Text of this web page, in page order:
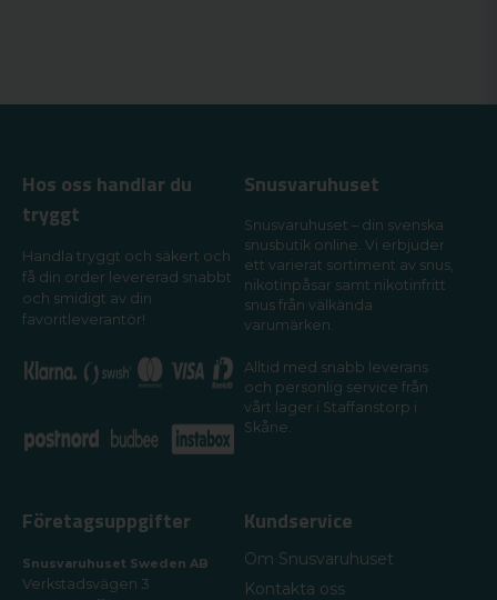
Hos oss handlar du
tryggt
Handla tryggt och säkert och
få din order levererad snabbt
och smidigt av din
favoritleverantör!
Snusvaruhuset
Snusvaruhuset – din svenska
snusbutik online. Vi erbjuder
ett varierat sortiment av snus,
nikotinpåsar samt nikotinfritt
snus från välkända
varumärken.
Alltid med snabb leverans
och personlig service från
vårt lager i Staffanstorp i
Skåne.
Företagsuppgifter
Snusvaruhuset Sweden AB
Verkstadsvägen 3
Kundservice
Om Snusvaruhuset
Kontakta oss